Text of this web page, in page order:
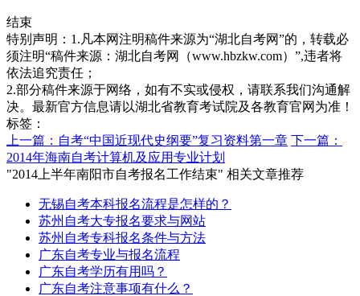
结束
特别声明：1.凡本网注明稿件来源为“湖北自考网”的，转载必
须注明“稿件来源：湖北自考网（www.hbzkw.com）”,违者将
依法追究责任；
2.部分稿件来源于网络，如有不实或侵权，请联系我们沟通解
决。最新官方信息请以湖北省教育考试院及各教育官网为准！
标签：
上一篇：自考“中国近现代史纲要”复习资料第一章 下一篇：
2014年海南自考计算机及应用专业计划
"2014上半年南阳市自考报名工作结束" 相关文章推荐
无锡自考本科报名流程是怎样的？
苏州自考大专报名要求与网站
苏州自考专科报名条件与方法
广东自考专业与报名流程
广东自考学历有用吗？
广东自考注意事项有什么？